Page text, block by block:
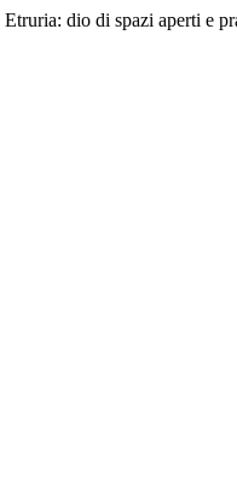
dio di spazi aperti e